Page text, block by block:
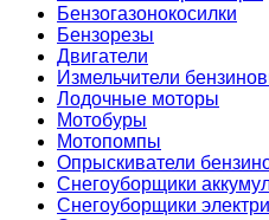
Бензогазонокосилки
Бензорезы
Двигатели
Измельчители
Лодочные моторы
Мотобуры
Мотопомпы
Опрыскиватели
Снегоуборщики
Снегоуборщики